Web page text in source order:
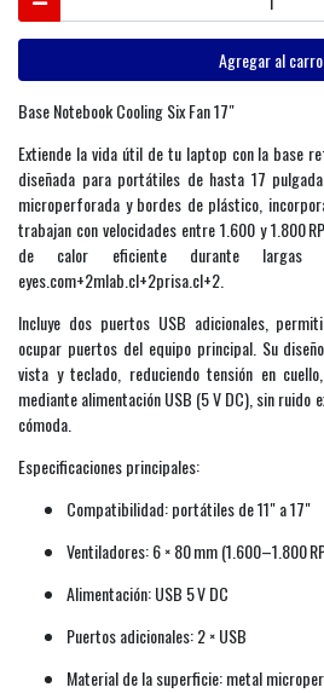
Agregar al carro
Base Notebook Cooling Six Fan 17″
Extiende la vida útil de tu laptop con la base
diseñada para portátiles de hasta 17
microperforada y bordes de plástico,
trabajan con velocidades entre 1.600 y 1.800
de calor eficiente durante
eyes.com+2mlab.cl+2prisa.cl+2.
Incluye dos puertos USB adicionales,
ocupar puertos del equipo principal. Su
vista y teclado, reduciendo tensión en
mediante alimentación USB (5 V DC), sin ruido
cómoda.
Especificaciones principales:
Compatibilidad: portátiles de 11" a 17"
Ventiladores: 6 × 80 mm (1.600–1.800
Alimentación: USB 5 V DC
Puertos adicionales: 2 × USB
Material de la superficie: metal